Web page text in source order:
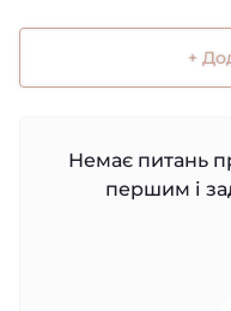
+
Немає питань
першим і